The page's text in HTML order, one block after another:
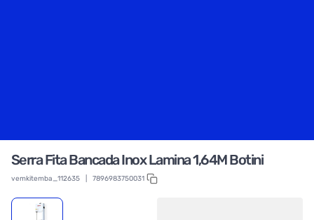
Serra Fita Bancada Inox Lamina 1,64M Botini
vemkitemba_112635 7896983750031